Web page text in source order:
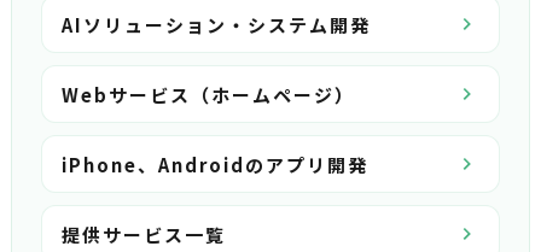
AIソリューション・システム開発
Webサービス（ホームページ）
iPhone、Androidのアプリ開発
提供サービス一覧